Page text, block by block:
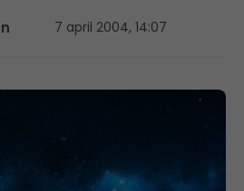
7 april 2004, 14:07